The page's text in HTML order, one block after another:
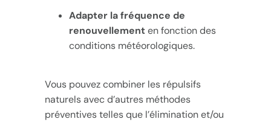
Adapter la fréquence de
renouvellementen fonction des
conditions météorologiques.
Vous pouvez combiner les répulsifs
naturels avec d’autres méthodes
préventives telles que l’élimination et/ou